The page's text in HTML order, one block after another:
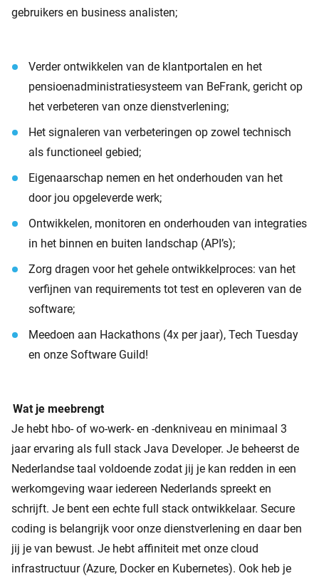
gebruikers en business analisten;
Verder ontwikkelen van de klantportalen en het
pensioenadministratiesysteem van BeFrank, gericht op
het verbeteren van onze dienstverlening;
Het signaleren van verbeteringen op zowel technisch
als functioneel gebied;
Eigenaarschap nemen en het onderhouden van het
door jou opgeleverde werk;
Ontwikkelen, monitoren en onderhouden van integraties
in het binnen en buiten landschap (API’s);
Zorg dragen voor het gehele ontwikkelproces: van het
verfijnen van requirements tot test en opleveren van de
software;
Meedoen aan Hackathons (4x per jaar), Tech Tuesday
en onze Software Guild!
Wat je meebrengt
Je hebt hbo- of wo-werk- en -denkniveau en minimaal 3
jaar ervaring als full stack Java Developer. Je beheerst de
Nederlandse taal voldoende zodat jij je kan redden in een
werkomgeving waar iedereen Nederlands spreekt en
schrijft. Je bent een echte full stack ontwikkelaar. Secure
coding is belangrijk voor onze dienstverlening en daar ben
jij je van bewust. Je hebt affiniteit met onze cloud
infrastructuur (Azure, Docker en Kubernetes). Ook heb je